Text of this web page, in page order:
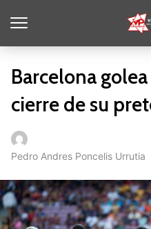
Barcelona
cierre de su
Pedro Andres Poncelis Urrutia